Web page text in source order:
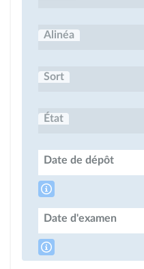
Alinéa
Sort
État
Date de dépôt
Date d'examen